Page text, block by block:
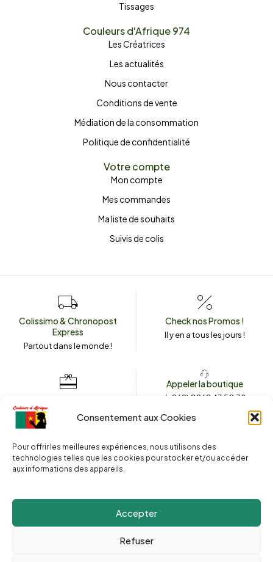
Consentement aux Cookies
Pour offrir les meilleures expériences, nous utilisons des
technologies telles que les cookies pour stocker et/ou accéder
aux informations des appareils.
Accepter
Refuser
Tissages
Couleurs d'Afrique 974
Les Créatrices
Les actualités
Nous contacter
Conditions de vente
Médiation de la consommation
Politique de confidentialité
Votre compte
Mon compte
Mes commandes
Ma liste de souhaits
Suivis de colis
Colissimo & Chronopost
Express
Partout dans le monde !
Check nos Promos !
Il y en a tous les jours !
couleursdafrique974.com
Appeler la boutique
(+262) 0262 43 50 38
2025 © Copyright Couleurs d’Afrique 974 . Tous droits réservés.